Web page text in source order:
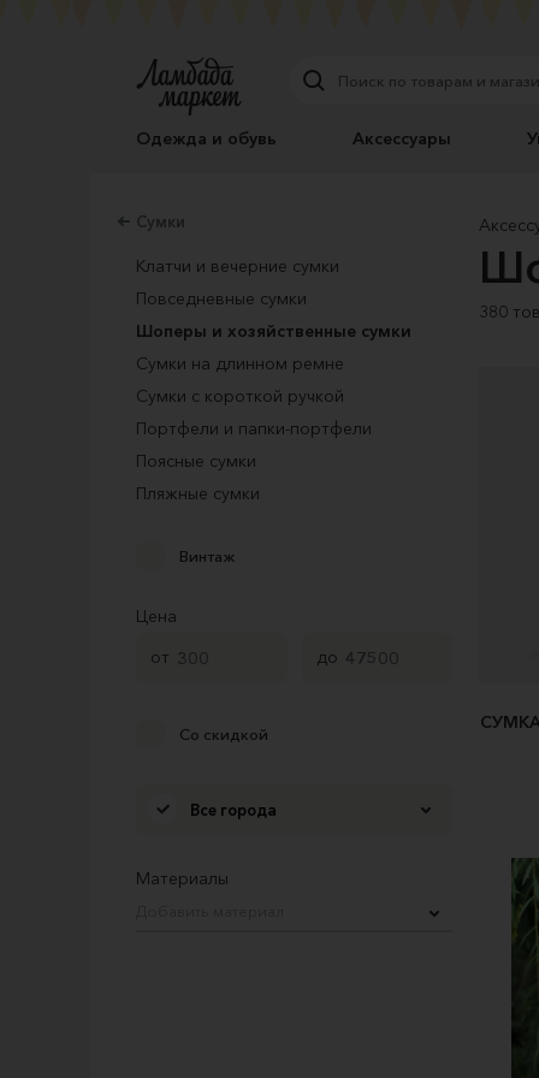
Одежда и обувь Аксессуары
Сумки
Клатчи и вечерние сумки
Повседневные сумки
Шоперы и хозяйственные сумки
Сумки на длинном ремне
Сумки с короткой ручкой
Портфели и папки-портфели
Поясные сумки
Пляжные сумки
Винтаж
Цена
от
до
Со скидкой
Все города
Материалы
380
СУМКА